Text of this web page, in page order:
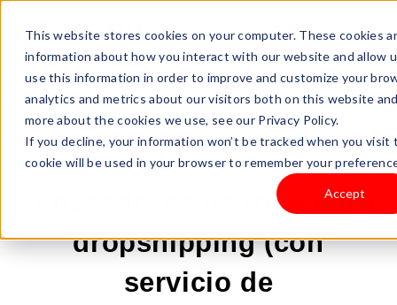
This website stores cookies on your computer. These cookies
information about how you interact with our website and allow
use this information in order to improve and customize your
analytics and metrics about our visitors both on this website
more about the cookies we use, see our Privacy Policy.
If you decline, your information won’t be tracked when you
cookie will be used in your browser to remember your
Accept
08-MAY-2026 9:00:01 |DROPSHIPPING
Los 10 mejores
proveedores de ropa para
dropshipping (con
servicio de